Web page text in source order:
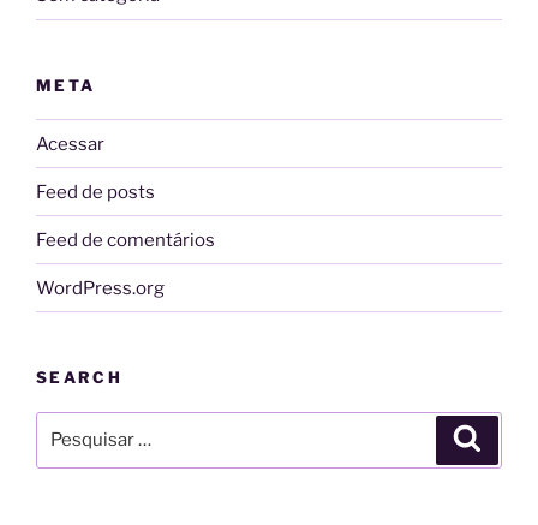
META
Acessar
Feed de posts
Feed de comentários
WordPress.org
SEARCH
por: